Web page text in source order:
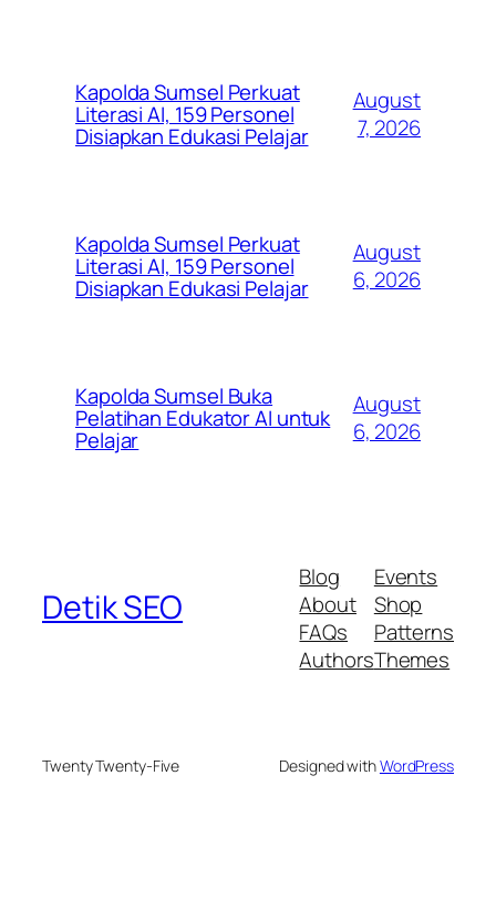
Kapolda Sumsel Perkuat
Literasi AI, 159 Personel
Disiapkan Edukasi Pelajar
August
7, 2026
Kapolda Sumsel Perkuat
Literasi AI, 159 Personel
Disiapkan Edukasi Pelajar
August
6, 2026
Kapolda Sumsel Buka
Pelatihan Edukator AI untuk
Pelajar
August
6, 2026
Detik SEO
Blog
About
FAQs
Authors
Events
Shop
Patterns
Themes
Twenty Twenty-Five Designed withWordPress